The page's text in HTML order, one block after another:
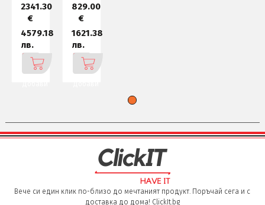
2341.30
€
4579.18
лв.
829.00
€
1621.38
лв.
Вече си един клик по-близо до мечтаният продукт. Поръчай сега и с
доставка до дома! ClickIt.bg